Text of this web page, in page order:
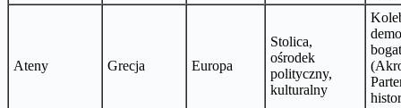
Ateny Grecja Europa
Stolica,
ośrodek
polityczny,
kulturalny